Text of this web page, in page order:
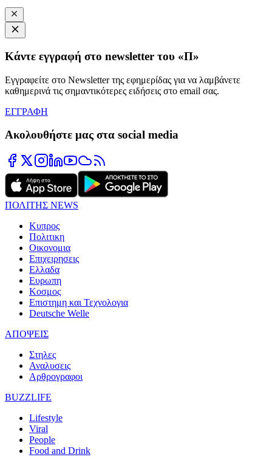
Κάντε εγγραφή στο newsletter του «Π»
Εγγραφείτε στο Newsletter της εφημερίδας για να λαμβάνετε
καθημερινά τις σημαντικότερες ειδήσεις στο email σας.
ΕΓΓΡΑΦΗ
Ακολουθήστε μας στα social media
ΠΟΛΙΤΗΣ NEWS
Κυπρος
Πολιτικη
Οικονομια
Επιχειρησεις
Ελλαδα
Ευρωπη
Κοσμος
Επιστημη και Τεχνολογια
Deutsche Welle
ΑΠΟΨΕΙΣ
Στηλες
Αναλυσεις
Αρθρογραφοι
BUZZLIFE
Lifestyle
Viral
People
Food and Drink